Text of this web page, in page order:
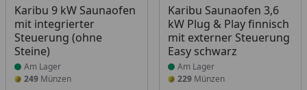
Karibu 9 kW Saunaofen
mit integrierter
Steuerung (ohne
Steine)
Produkt am Lager
Am Lager
249 Münzen
Karibu Saunaofen 3,6
kW Plug & Play finnisch
mit externer Steuerung
Easy schwarz
Produkt am Lager
Am Lager
229Münzen